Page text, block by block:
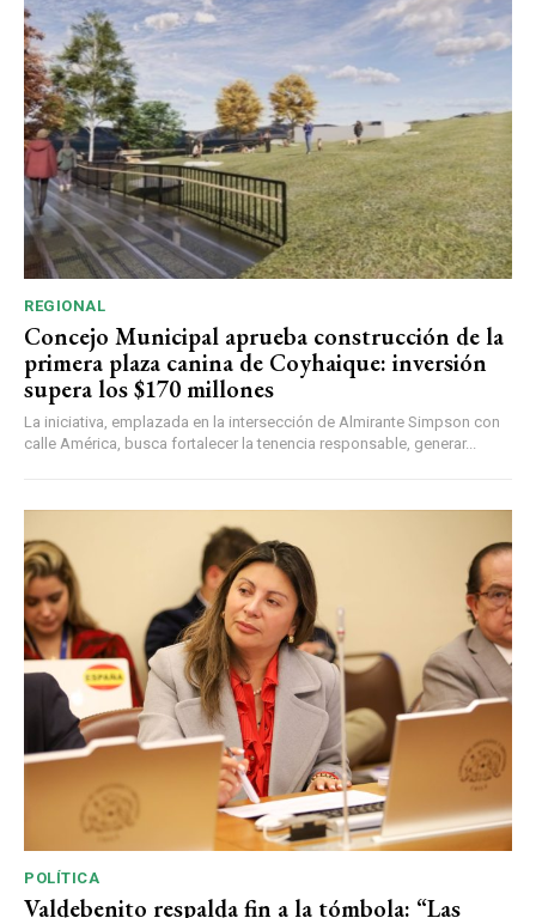
REGIONAL
Concejo Municipal aprueba construcción de la
primera plaza canina de Coyhaique: inversión
supera los $170 millones
La iniciativa, emplazada en la intersección de Almirante Simpson con
calle América, busca fortalecer la tenencia responsable, generar...
POLÍTICA
Valdebenito respalda fin a la tómbola: “Las